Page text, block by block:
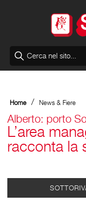
Home / News & Fiere
Alberto: porto
L’area
racconta la